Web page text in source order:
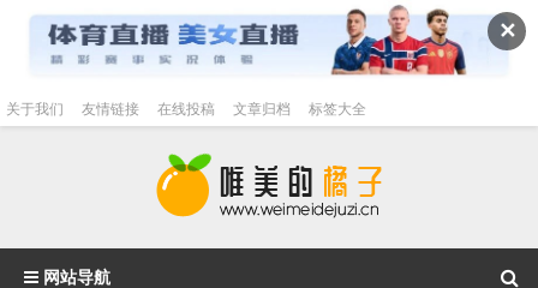
✕
关于我们 友情链接 在线投稿 文章归档 标签大全
网站导航